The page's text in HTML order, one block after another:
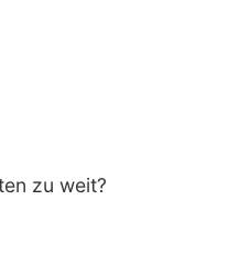
zu weit?